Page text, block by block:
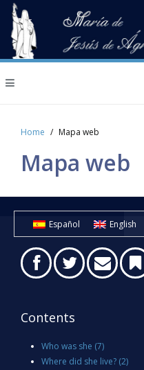
Home Mapa web
Mapa web
Español English
Contents
Who was she (7)
Where did she live? (2)